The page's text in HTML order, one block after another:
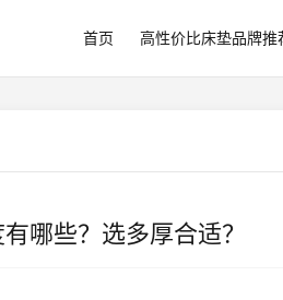
首页 高性价比床垫品牌推
哪些？选多厚合适？